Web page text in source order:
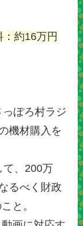
約16万円
ぽろ村ラジ
機材購入を
て、200万
るべく財政
と。